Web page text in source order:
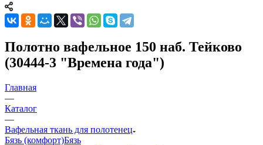
Полотно вафельное 150 наб. Тейково
(30444-3 "Времена года")
Главная
—
Каталог
—
Вафельная ткань для полотенец
Бязь (комфорт)Бязь